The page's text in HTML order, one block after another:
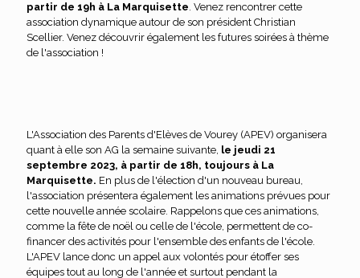
partir de 19h à La Marquisette. Venez rencontrer cette
association dynamique autour de son président Christian
Scellier. Venez découvrir également les futures soirées à thème
de l'association !
L'Association des Parents d'Elèves de Vourey (APEV) organisera
quant à elle son AG la semaine suivante, le jeudi 21
septembre 2023, à partir de 18h, toujours à La
Marquisette. En plus de l'élection d'un nouveau bureau,
l'association présentera également les animations prévues pour
cette nouvelle année scolaire. Rappelons que ces animations,
comme la fête de noël ou celle de l'école, permettent de co-
financer des activités pour l'ensemble des enfants de l'école.
L'APEV lance donc un appel aux volontés pour étoffer ses
équipes tout au long de l'année et surtout pendant la